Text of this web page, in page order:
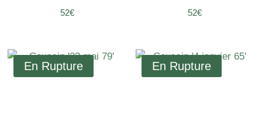
€ €